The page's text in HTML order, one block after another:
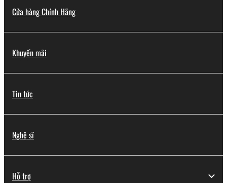
Cửa hàng Chính Hãng
Khuyến mãi
Tin tức
Nghệ sĩ
Hỗ trợ